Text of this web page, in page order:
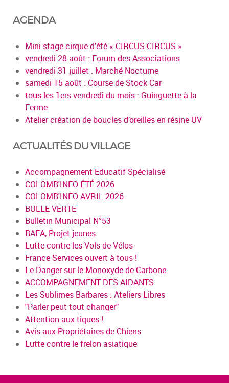
AGENDA
Mini-stage cirque d'été « CIRCUS-CIRCUS »
vendredi 28 août : Forum des Associations
vendredi 31 juillet : Marché Nocturne
samedi 15 août : Course de Stock Car
tous les 1ers vendredi du mois : Guinguette à la
Ferme
Atelier création de boucles d’oreilles en résine UV
ACTUALITÉS DU VILLAGE
Accompagnement Educatif Spécialisé
COLOMB'INFO ÉTÉ 2026
COLOMB'INFO AVRIL 2026
BULLE VERTE
Bulletin Municipal N°53
BAFA, Projet jeunes
Lutte contre les Vols de Vélos
France Services ouvert à tous !
Le Danger sur le Monoxyde de Carbone
ACCOMPAGNEMENT DES AIDANTS
Les Sublimes Barbares : Ateliers Libres
"Parler peut tout changer"
Attention aux tiques !
Avis aux Propriétaires de Chiens
Lutte contre le frelon asiatique